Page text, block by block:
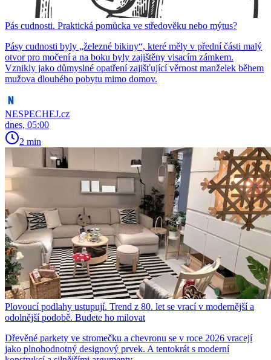
Pás cudnosti. Praktická pomůcka ve středověku nebo mýtus?
Pásy cudnosti byly „železné bikiny“, které měly v přední části malý
otvor pro močení a na boku byly zajištěny visacím zámkem.
Vznikly jako důmyslné opatření zajišťující věrnost manželek během
mužova dlouhého pobytu mimo domov.
NESPECHEJ.cz
dnes, 05:00
2 min
Plovoucí podlahy ustupují. Trend z 80. let se vrací v modernější a
odolnější podobě. Budete ho milovat
Dřevěné parkety ve stromečku a chevronu se v roce 2026 vracejí
jako plnohodnotný designový prvek. A tentokrát s moderní
konstrukcí a silnějšími argumenty.